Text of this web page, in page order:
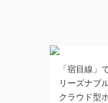
「宿目線」
リーズナブ
クラウド型